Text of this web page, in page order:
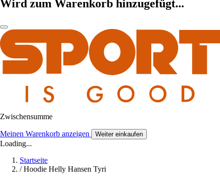
Wird zum Warenkorb hinzugefügt...
Zwischensumme
Meinen Warenkorb anzeigen Weiter einkaufen
Loading...
Startseite
/ Hoodie Helly Hansen Tyri